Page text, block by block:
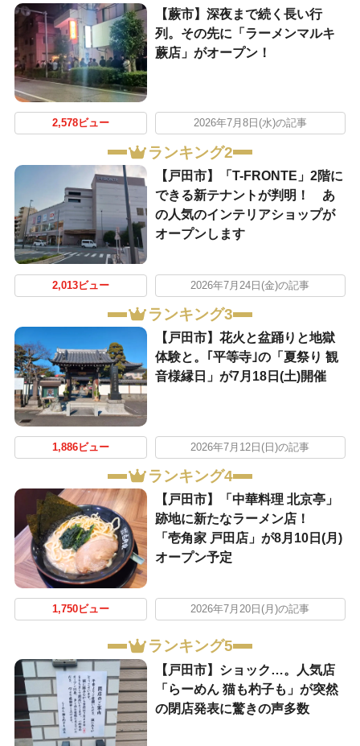
【蕨市】深夜まで続く長い行
列。その先に「ラーメンマルキ
蕨店」がオープン！
2,578ビュー 2026年7月8日(水)の記事
ランキング2
【戸田市】「T-FRONTE」2階に
できる新テナントが判明！ あ
の人気のインテリアショップが
オープンします
2,013ビュー 2026年7月24日(金)の記事
ランキング3
【戸田市】花火と盆踊りと地獄
体験と。｢平等寺｣の「夏祭り 観
音様縁日」が7月18日(土)開催
1,886ビュー 2026年7月12日(日)の記事
ランキング4
【戸田市】「中華料理 北京亭」
跡地に新たなラーメン店！
「壱角家 戸田店」が8月10日(月)
オープン予定
1,750ビュー 2026年7月20日(月)の記事
ランキング5
【戸田市】ショック…。人気店
「らーめん 猫も杓子も」が突然
の閉店発表に驚きの声多数